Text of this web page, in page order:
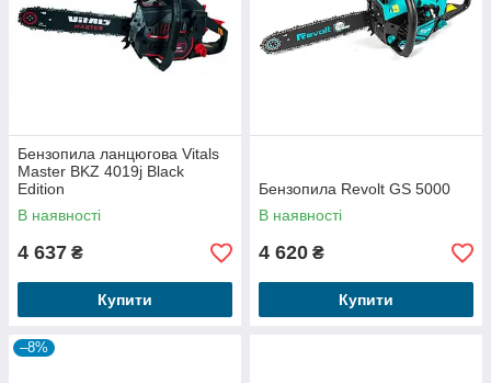
Бензопила ланцюгова Vitals
Master BKZ 4019j Black
Edition
В наявності
4 637 ₴
Купити
Бензопила Revolt GS 5000
В наявності
4 620 ₴
Купити
–8%